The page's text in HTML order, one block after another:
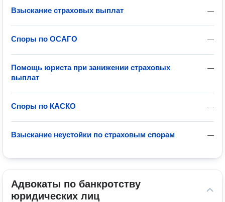
—
Взыскание страховых выплат
—
Споры по ОСАГО
—
Помощь юриста при занижении страховых
выплат
—
Споры по КАСКО
—
Взыскание неустойки по страховым спорам
Адвокаты по банкротству
юридических лиц